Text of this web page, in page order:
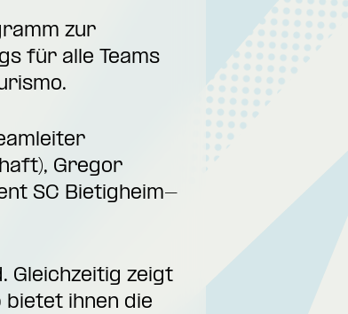
zur
für alle Teams
Gregor
SC Bietigheim-
Gleichzeitig zeigt
bietet ihnen die